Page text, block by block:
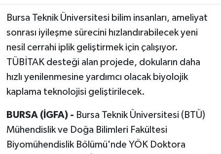
Bursa Teknik Üniversitesi bilim insanları, ameliyat
sonrası iyileşme sürecini hızlandırabilecek yeni
nesil cerrahi iplik geliştirmek için çalışıyor.
TÜBİTAK desteği alan projede, dokuların daha
hızlı yenilenmesine yardımcı olacak biyolojik
kaplama teknolojisi geliştirilecek.
BURSA (İGFA) - Bursa Teknik Üniversitesi (BTÜ)
Mühendislik ve Doğa Bilimleri Fakültesi
Biyomühendislik Bölümü'nde YÖK Doktora